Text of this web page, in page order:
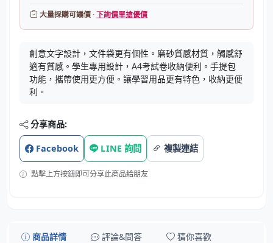
大量採購可議價 ·下詢價單搶優價
創意文字設計，文件袋更有個性。磨砂質感材質，觸感舒
適有質感。學生專用設計，A4考試卷收納便利。手提包
功能，攜帶使用更方便。讓學習用品更有特色，收納更便
利。
分享商品:
Facebook LINE 詢問 複製連結
點擊上方按鈕即可分享此商品給朋友
商品詳情 評論&問答 猜你喜歡